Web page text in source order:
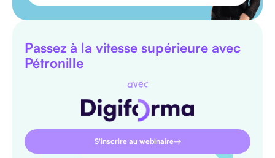
Passez à la vitesse supérieure avec
Pétronille
avec
S'inscrire au webinaire